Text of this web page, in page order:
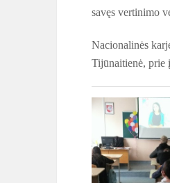
savęs vertinimo
Nacionalinės
Tijūnaitienė, prie